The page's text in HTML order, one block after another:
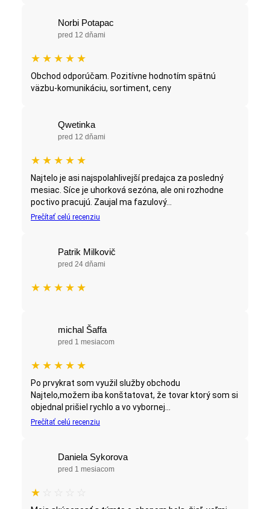
Norbi Potapac
pred 12 dňami
★ ★ ★ ★ ★
Obchod odporúčam. Pozitívne hodnotím spätnú
väzbu-komunikáciu, sortiment, ceny
Qwetinka
pred 12 dňami
★ ★ ★ ★ ★
Najtelo je asi najspolahlivejší predajca za posledný
mesiac. Síce je uhorková sezóna, ale oni rozhodne
poctivo pracujú. Zaujal ma fazulový...
Prečítať celú recenziu
Patrik Milkovič
pred 24 dňami
★ ★ ★ ★ ★
michal Šaffa
pred 1 mesiacom
★ ★ ★ ★ ★
Po prvykrat som využil služby obchodu
Najtelo,možem iba konštatovat, že tovar ktorý som si
objednal prišiel rychlo a vo vybornej...
Prečítať celú recenziu
Daniela Sykorova
pred 1 mesiacom
★ ☆ ☆ ☆ ☆